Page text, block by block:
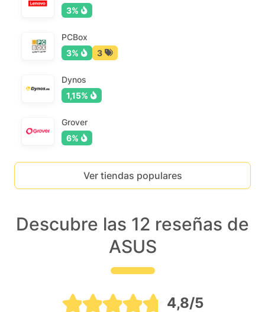
3%
PCBox
3%
3
Dynos
1,15%
Grover
6%
Ver tiendas populares
Descubre las 12 reseñas de
ASUS
4,8/5